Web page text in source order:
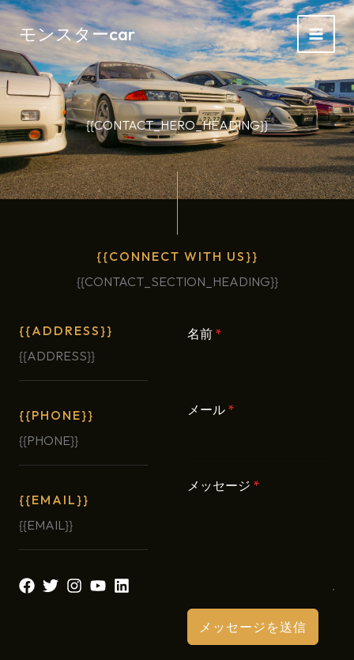
内
を
ス
キ
プ
モンスターcar
{{CONTACT_HERO_HEADING}}
{{CONNECT WITH US}}
{{CONTACT_SECTION_HEADING}}
{{ADDRESS}}
{{ADDRESS}}
{{PHONE}}
{{PHONE}}
{{EMAIL}}
{{EMAIL}}
名前 *
メール *
メッセージ *
メッセージを送信